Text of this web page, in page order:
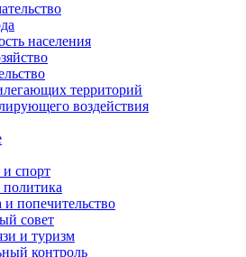
населения
территорий
воздействия
и спорт
попечительство
совет
и туризм
контроль